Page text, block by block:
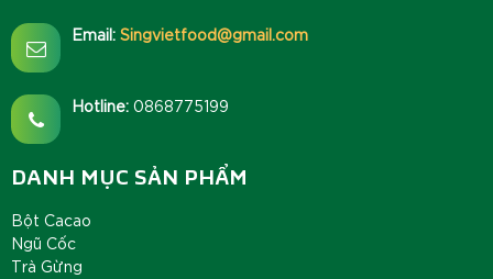
Email: Singvietfood@gmail.com
Hotline: 0868775199
DANH MỤC SẢN PHẨM
Bột Cacao
Ngũ Cốc
Trà Gừng